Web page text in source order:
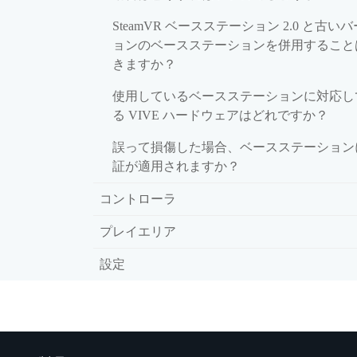
SteamVR ベースステーション 2.0 と古いバ
ョンのベースステーションを併用するこ
きますか？
使用しているベースステーションに対応し
る VIVE ハードウェアはどれですか？
誤って損傷した場合、ベースステーション
証が適用されますか？
コントローラ
プレイエリア
設定